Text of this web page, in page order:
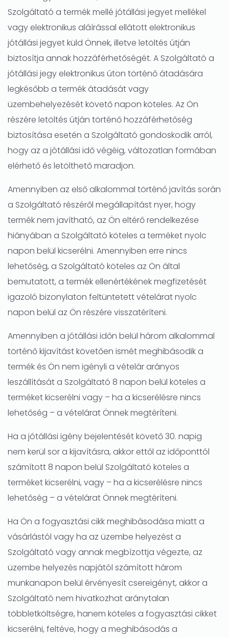
Szolgáltató a termék mellé jótállási jegyet mellékel
vagy elektronikus aláírással ellátott elektronikus
jótállási jegyet küld Önnek, illetve letöltés útján
biztosítja annak hozzáférhetőségét. A Szolgáltató a
jótállási jegy elektronikus úton történő átadására
legkésőbb a termék átadását vagy
üzembehelyezését követő napon köteles. Az Ön
részére letöltés útján történő hozzáférhetőség
biztosítása esetén a Szolgáltató gondoskodik arról,
hogy az a jótállási idő végéig, változatlan formában
elérhető és letölthető maradjon.
Amennyiben az első alkalommal történő javítás során
a Szolgáltató részéről megállapítást nyer, hogy
termék nem javítható, az Ön eltérő rendelkezése
hiányában a Szolgáltató köteles a terméket nyolc
napon belül kicserélni. Amennyiben erre nincs
lehetőség, a Szolgáltató köteles az Ön által
bemutatott, a termék ellenértékének megfizetését
igazoló bizonylaton feltüntetett vételárat nyolc
napon belül az Ön részére visszatéríteni.
Amennyiben a jótállási időn belül három alkalommal
történő kijavítást követően ismét meghibásodik a
termék és Ön nem igényli a vételár arányos
leszállítását a Szolgáltató 8 napon belül köteles a
terméket kicserélni vagy – ha a kicserélésre nincs
lehetőség – a vételárat Önnek megtéríteni.
Ha a jótállási igény bejelentését követő 30. napig
nem kerül sor a kijavításra, akkor ettől az időponttól
számított 8 napon belül Szolgáltató köteles a
terméket kicserélni, vagy – ha a kicserélésre nincs
lehetőség – a vételárat Önnek megtéríteni.
Ha Ön a fogyasztási cikk meghibásodása miatt a
vásárlástól vagy ha az üzembe helyezést a
Szolgáltató vagy annak megbízottja végezte, az
üzembe helyezés napjától számított három
munkanapon belül érvényesít csereigényt, akkor a
Szolgáltató nem hivatkozhat aránytalan
többletköltségre, hanem köteles a fogyasztási cikket
kicserélni, feltéve, hogy a meghibásodás a